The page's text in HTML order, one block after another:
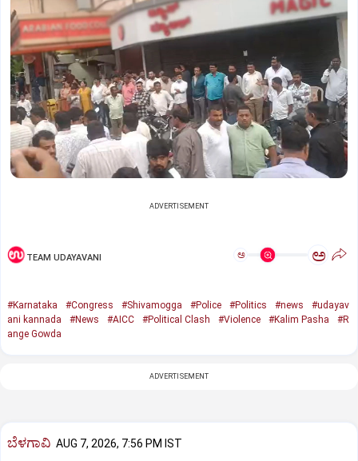
ADVERTISEMENT
TEAM UDAYAVANI ಅ ಅ
#Karnataka #Congress #Shivamogga #Police #Politics #news
#udayav
ani kannada
#News #AICC #Political Clash #Violence #Kalim Pasha
#R
ange Gowda
ADVERTISEMENT
ಬೆಳಗಾವಿ AUG 7, 2026, 7:56 PM IST